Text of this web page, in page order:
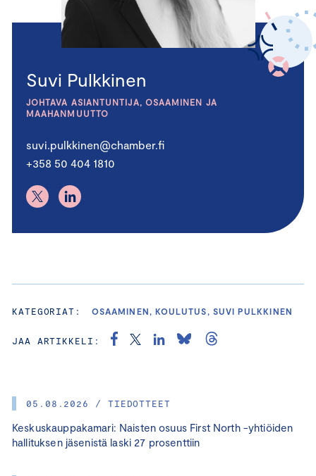
05.08.2026 / TIEDOTTEET
Keskuskauppakamari: Naisten osuus First North -yhtiöiden
hallituksen jäsenistä laski 27 prosenttiin
Suvi Pulkkinen
JOHTAVA ASIANTUNTIJA, OSAAMINEN JA
MAAHANMUUTTO
suvi.pulkkinen@chamber.fi
+358 50 404 1810
KATEGORIAT: OSAAMINEN, KOULUTUS, SUVI PULKKINEN
JAA ARTIKKELI: